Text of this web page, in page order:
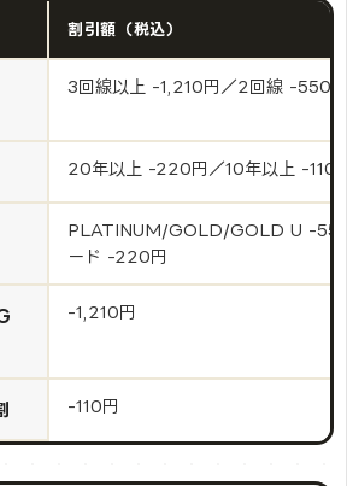
割引額（税込）
3回線以上 -1,210円／2回線 -550円
20年以上 -220円／10年以上 -110
PLATINUM/GOLD/GOLD U -
ード -220円
-1,210円
-110円